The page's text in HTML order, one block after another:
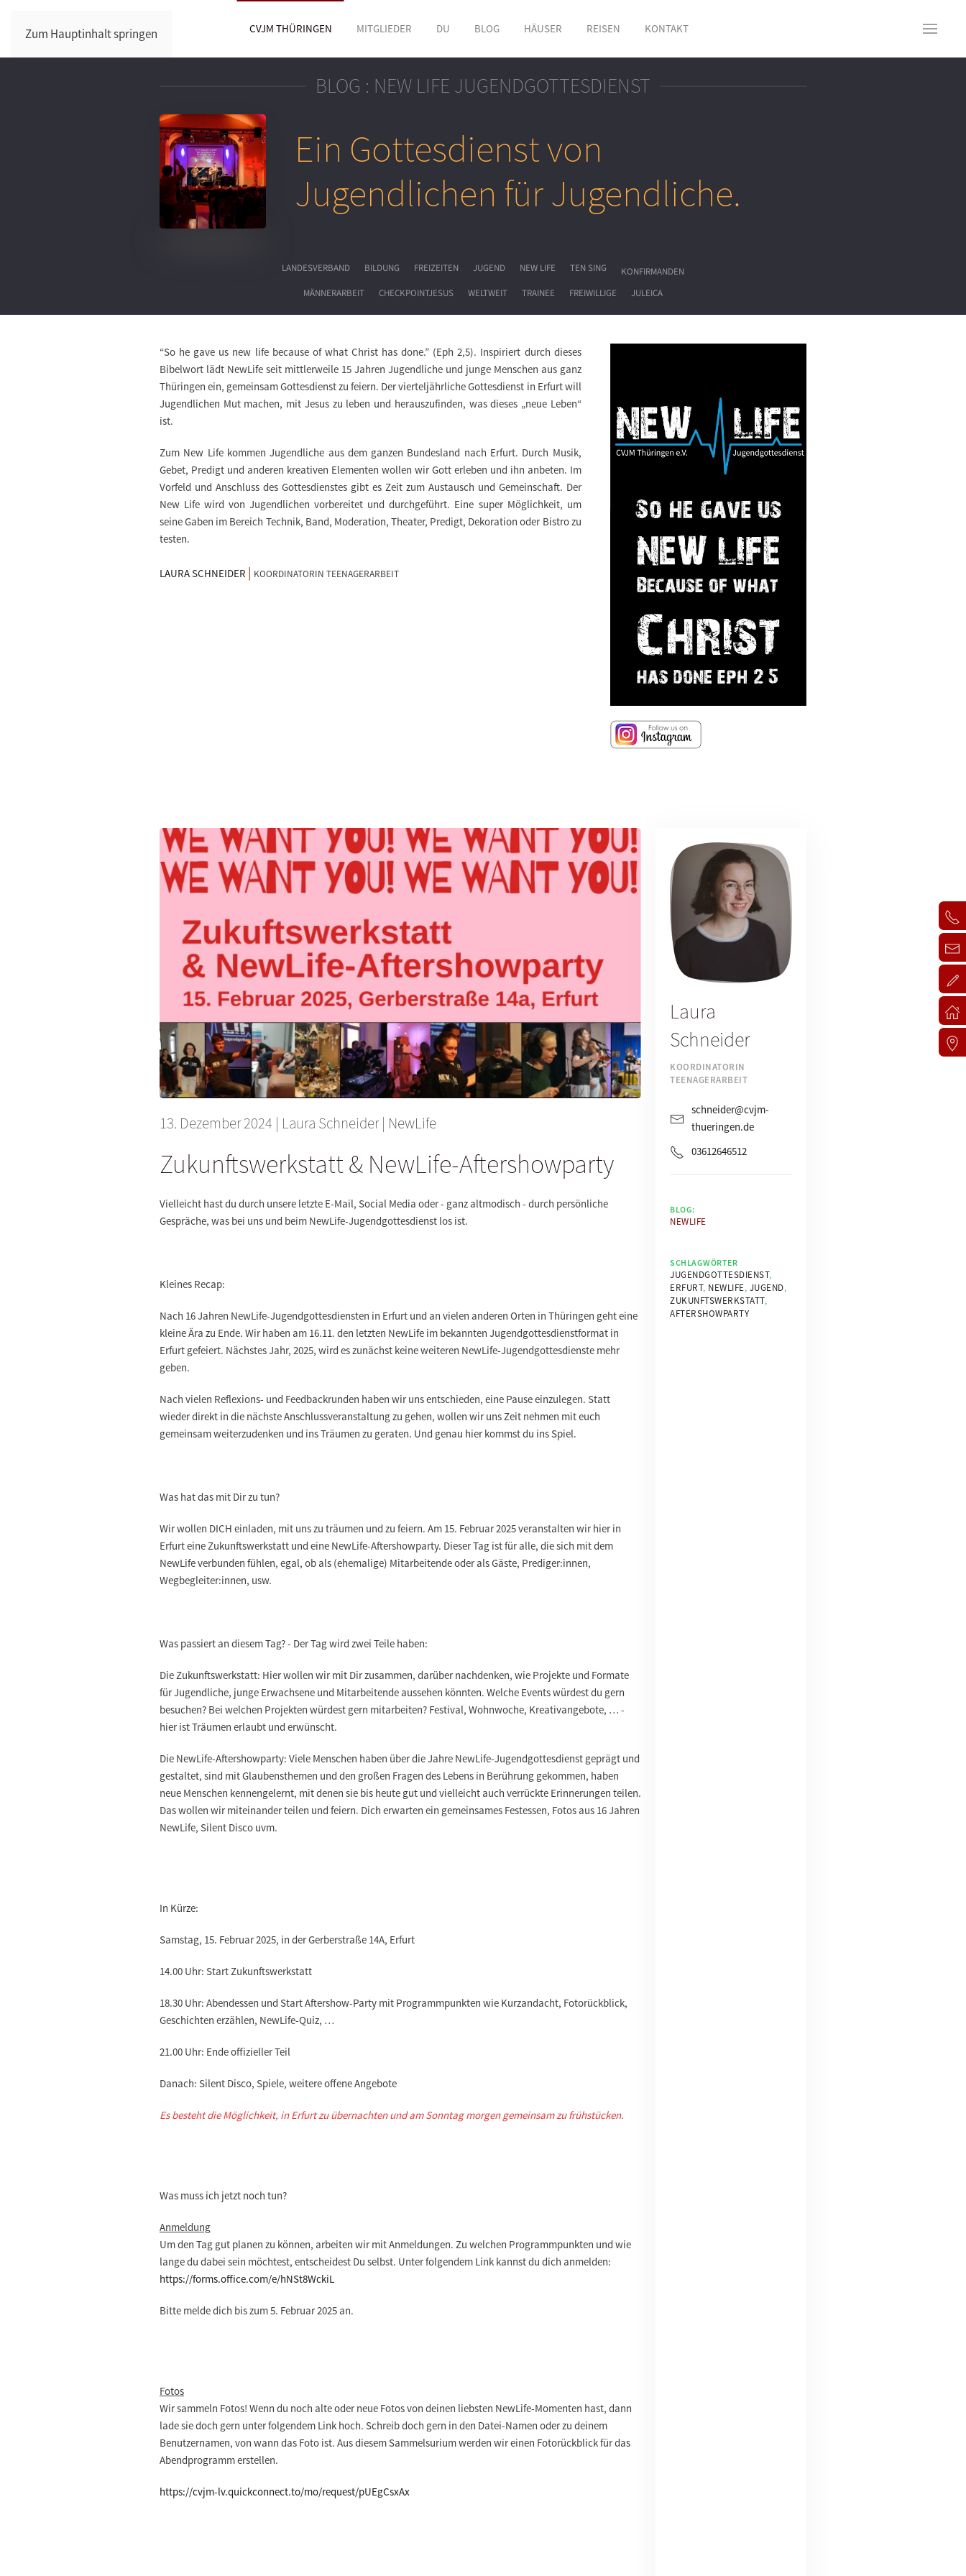
Zum Hauptinhalt springen CVJM THÜRINGEN MITGLIEDER DU BLOG HÄUSER REISEN KONTAKT
BLOG : NEW LIFE JUGENDGOTTESDIENST
Ein Gottesdienst von
Jugendlichen für Jugendliche.
LANDESVERBAND BILDUNG FREIZEITEN JUGEND NEW LIFE TEN SING
KONFIRMANDEN
MÄNNERARBEIT
CHECKPOINTJESUS WELTWEIT TRAINEE FREIWILLIGE JULEICA
“So he gave us new lifebecause of what Christ has done.” (Eph 2,5). Inspiriert durch dieses
Bibelwort lädt NewLifeseit mittlerweile 15 Jahren Jugendliche und junge Menschen aus ganz
Thüringen ein, gemeinsam Gottesdienst zu feiern. Der vierteljährliche Gottesdienst in Erfurt will
Jugendlichen Mut machen, mit Jesus zu leben und herauszufinden, was dieses „neue Leben“
ist.
Zum New Life kommen Jugendliche aus dem ganzen Bundesland nach Erfurt. Durch Musik,
Gebet, Predigt und anderen kreativen Elementen wollen wir Gott erleben und ihn anbeten. Im
Vorfeld und Anschluss des Gottesdienstes gibt es Zeit zum Austausch und Gemeinschaft. Der
New Life wird von Jugendlichen vorbereitet und durchgeführt. Eine super Möglichkeit, um
seine Gaben im Bereich Technik, Band, Moderation, Theater, Predigt, Dekoration oder Bistro zu
testen.
LAURA SCHNEIDER | KOORDINATORIN TEENAGERARBEIT
13. Dezember 2024 | Laura Schneider | NewLife
Zukunftswerkstatt & NewLife-Aftershowparty
Vielleicht hast du durch unsere letzte E-Mail, Social Media oder - ganz altmodisch - durch persönliche
Gespräche, was bei uns und beim NewLife-Jugendgottesdienst los ist.
Kleines Recap:
Nach 16 Jahren NewLife-Jugendgottesdiensten in Erfurt und an vielen anderen Orten in Thüringen geht eine
kleine Ära zu Ende. Wir haben am 16.11. den letzten NewLife im bekannten Jugendgottesdienstformat in
Erfurt gefeiert. Nächstes Jahr, 2025, wird es zunächst keine weiteren NewLife-Jugendgottesdienste mehr
geben.
Nach vielen Reflexions- und Feedbackrunden haben wir uns entschieden, eine Pause einzulegen. Statt
wieder direkt in die nächste Anschlussveranstaltung zu gehen, wollen wir uns Zeit nehmen mit euch
gemeinsam weiterzudenken und ins Träumen zu geraten. Und genau hier kommst du ins Spiel.
Was hat das mit Dir zu tun?
Wir wollen DICH einladen, mit uns zu träumen und zu feiern. Am 15. Februar 2025 veranstalten wir hier in
Erfurt eine Zukunftswerkstatt und eine NewLife-Aftershowparty. Dieser Tag ist für alle, die sich mit dem
NewLife verbunden fühlen, egal, ob als (ehemalige) Mitarbeitende oder als Gäste, Prediger:innen,
Wegbegleiter:innen, usw.
Was passiert an diesem Tag? - Der Tag wird zwei Teile haben:
Die Zukunftswerkstatt: Hier wollen wir mit Dir zusammen, darüber nachdenken, wie Projekte und Formate
für Jugendliche, junge Erwachsene und Mitarbeitende aussehen könnten. Welche Events würdest du gern
besuchen? Bei welchen Projekten würdest gern mitarbeiten? Festival, Wohnwoche, Kreativangebote, … -
hier ist Träumen erlaubt und erwünscht.
Die NewLife-Aftershowparty: Viele Menschen haben über die Jahre NewLife-Jugendgottesdienst geprägt und
gestaltet, sind mit Glaubensthemen und den großen Fragen des Lebens in Berührung gekommen, haben
neue Menschen kennengelernt, mit denen sie bis heute gut und vielleicht auch verrückte Erinnerungen teilen.
Das wollen wir miteinander teilen und feiern. Dich erwarten ein gemeinsames Festessen, Fotos aus 16 Jahren
NewLife, Silent Disco uvm.
In Kürze:
Samstag, 15. Februar 2025, in der Gerberstraße 14A, Erfurt
14.00 Uhr: Start Zukunftswerkstatt
18.30 Uhr: Abendessen und Start Aftershow-Party mit Programmpunkten wie Kurzandacht, Fotorückblick,
Geschichten erzählen, NewLife-Quiz, …
21.00 Uhr: Ende offizieller Teil
Danach: Silent Disco, Spiele, weitere offene Angebote
Es besteht die Möglichkeit, in Erfurt zu übernachten und am Sonntag morgen gemeinsam zu frühstücken.
Was muss ich jetzt noch tun?
Anmeldung
Um den Tag gut planen zu können, arbeiten wir mit Anmeldungen. Zu welchen Programmpunkten und wie
lange du dabei sein möchtest, entscheidest Du selbst. Unter folgendem Link kannst du dich anmelden:
https://forms.office.com/e/hNSt8WckiL
Bitte melde dich bis zum5. Februar 2025 an.
Fotos
Wir sammeln Fotos! Wenn du noch alte oder neue Fotos von deinen liebsten NewLife-Momenten hast, dann
lade sie doch gern unter folgendem Link hoch. Schreib doch gern in den Datei-Namen oder zu deinem
Benutzernamen, von wann das Foto ist. Aus diesem Sammelsurium werden wir einen Fotorückblick für das
Abendprogramm erstellen.
https://cvjm-lv.quickconnect.to/mo/request/pUEgCsxAx
Laura
Schneider
KOORDINATORIN
TEENAGERARBEIT
schneider@cvjm-
thueringen.de
03612646512
BLOG:
NEWLIFE
SCHLAGWÖRTER
JUGENDGOTTESDIENST,
ERFURT, NEWLIFE, JUGEND,
ZUKUNFTSWERKSTATT,
AFTERSHOWPARTY